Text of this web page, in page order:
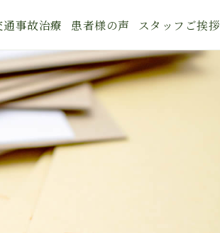
通事故治療 患者様の声 スタッフご挨拶